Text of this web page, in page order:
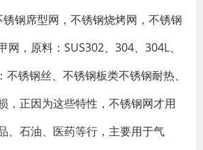
钢席型网，不锈钢烧烤网，不锈钢
网，原料：SUS302、304、304L、
锈钢丝、不锈钢板类不锈钢耐热、
，正因为这些特性，不锈钢网才用
、石油、医药等行，主要用于气